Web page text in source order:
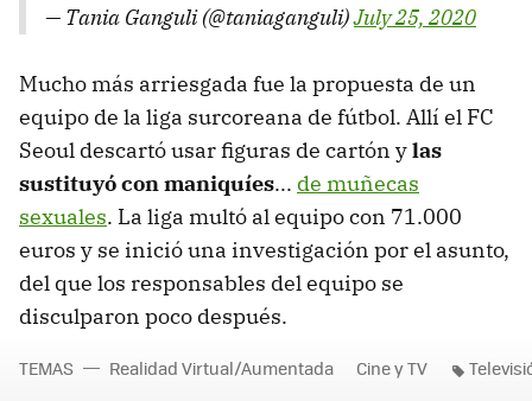
— Tania Ganguli (@taniaganguli)July 25, 2020
Mucho más arriesgada fue la propuesta de un
equipo de la liga surcoreana de fútbol. Allí el FC
Seoul descartó usar figuras de cartón ylas
sustituyó con maniquíes... de muñecas
sexuales. La liga multó al equipo con 71.000
euros y se inició una investigación por el asunto,
del que los responsables del equipo se
disculparon poco después.
TEMAS Realidad Virtual/Aumentada Cine y TV